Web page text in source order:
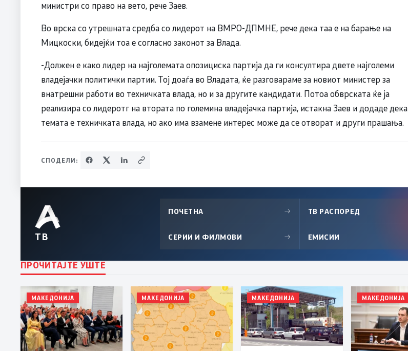
министри со право на вето, рече Заев.
Во врска со утрешната средба со лидерот на ВМРО-ДПМНЕ, рече дека таа е на барање на
Мицкоски, бидејќи тоа е согласно законот за Влада.
-Должен е како лидер на најголемата опозициска партија да ги консултира двете најголеми
владејачки политички партии. Тој доаѓа во Владата, ќе разговараме за новиот министер за
внатрешни работи во техничката влада, но и за другите кандидати. Потоа обврската ќе ја
реализира со лидеротг на втората по големина владејачка партија, истакна Заев и додаде дека
темата е техничката влада, но ако има взамене интерес може да се отворат и други прашања.
СПОДЕЛИ:
ТВ
ПОЧЕТНА → ТВ РАСПОРЕД
СЕРИИ И ФИЛМОВИ → ЕМИСИИ
ПРОЧИТАЈТЕ УШТЕ
МАКЕДОНИЈА МАКЕДОНИЈА МАКЕДОНИЈА МАКЕДОНИЈА